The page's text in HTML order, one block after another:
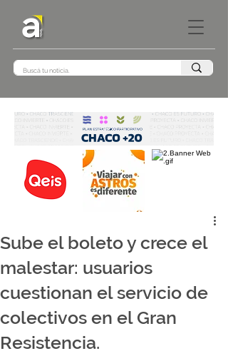
Sube el boleto y crece el
malestar: usuarios
cuestionan el servicio de
colectivos en el Gran
Resistencia.